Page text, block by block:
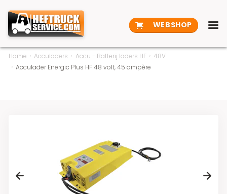
WEBSHOP
Home Acculaders Accu - Batterij laders HF
48V
Acculader Energic Plus HF 48 volt, 45 ampère
Previous Next